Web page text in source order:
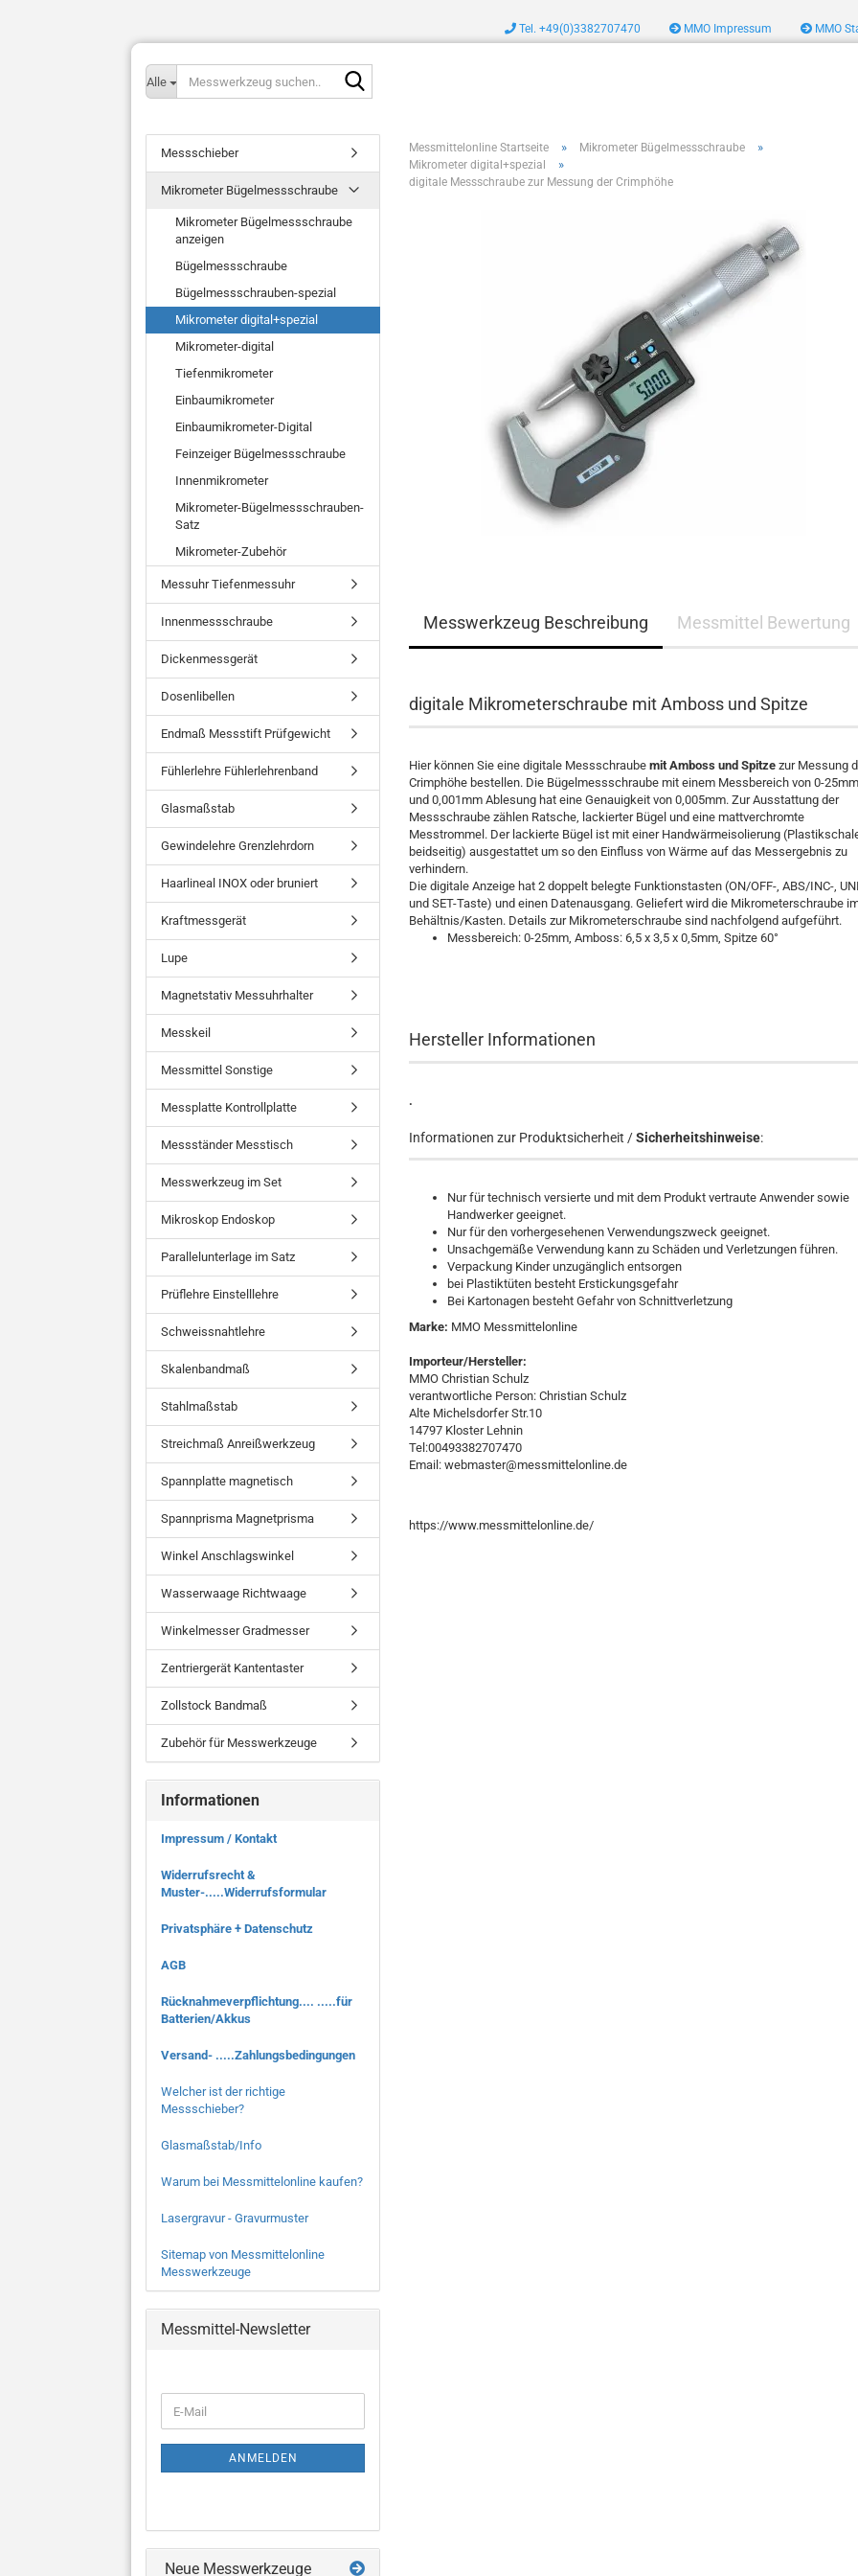
Tel. +49(0)3382707470 MMO Impressum MMO
Alle
Messmittelonline Startseite » Mikrometer Bügelmessschraube »
Mikrometer digital+spezial »
digitale Messschraube zur Messung der Crimphöhe
Messwerkzeug Beschreibung Messmittel Bewertung
digitale Mikrometerschraube mit Amboss und Spitze
Hier können Sie eine digitale Messschraube mit Amboss und Spitze zur Messung
Crimphöhe bestellen. Die Bügelmessschraube mit einem Messbereich von 0-25mm
und 0,001mm Ablesung hat eine Genauigkeit von 0,005mm. Zur Ausstattung der
Messschraube zählen Ratsche, lackierter Bügel und eine mattverchromte
Messtrommel. Der lackierte Bügel ist mit einer Handwärmeisolierung
beidseitig) ausgestattet um so den Einfluss von Wärme auf das Messergebnis zu
verhindern.
Die digitale Anzeige hat 2 doppelt belegte Funktionstasten (ON/OFF-, ABS/INC-,
und SET-Taste) und einen Datenausgang. Geliefert wird die Mikrometerschraube
Behältnis/Kasten. Details zur Mikrometerschraube sind nachfolgend aufgeführt.
Messbereich: 0-25mm, Amboss: 6,5 x 3,5 x 0,5mm, Spitze 60°
Hersteller Informationen
.
Informationen zur Produktsicherheit /Sicherheitshinweise:
Nur für technisch versierte und mit dem Produkt vertraute Anwender sowie
Handwerker geeignet.
Nur für den vorhergesehenen Verwendungszweck geeignet.
Unsachgemäße Verwendung kann zu Schäden und Verletzungen führen.
Verpackung Kinder unzugänglich entsorgen
bei Plastiktüten besteht Erstickungsgefahr
Bei Kartonagen besteht Gefahr von Schnittverletzung
Marke: MMO Messmittelonline
Importeur/Hersteller:
MMO Christian Schulz
verantwortliche Person: Christian Schulz
Alte Michelsdorfer Str.10
14797 Kloster Lehnin
Tel:00493382707470
Email: webmaster@messmittelonline.de
https://www.messmittelonline.de/
Messschieber
Mikrometer Bügelmessschraube
Mikrometer Bügelmessschraube
anzeigen
Bügelmessschraube
Bügelmessschrauben-spezial
Mikrometer digital+spezial
Mikrometer-digital
Tiefenmikrometer
Einbaumikrometer
Einbaumikrometer-Digital
Feinzeiger Bügelmessschraube
Innenmikrometer
Mikrometer-Bügelmessschrauben-
Satz
Mikrometer-Zubehör
Messuhr Tiefenmessuhr
Innenmessschraube
Dickenmessgerät
Dosenlibellen
Endmaß Messstift Prüfgewicht
Fühlerlehre Fühlerlehrenband
Glasmaßstab
Gewindelehre Grenzlehrdorn
Haarlineal INOX oder bruniert
Kraftmessgerät
Lupe
Magnetstativ Messuhrhalter
Messkeil
Messmittel Sonstige
Messplatte Kontrollplatte
Messständer Messtisch
Messwerkzeug im Set
Mikroskop Endoskop
Parallelunterlage im Satz
Prüflehre Einstelllehre
Schweissnahtlehre
Skalenbandmaß
Stahlmaßstab
Streichmaß Anreißwerkzeug
Spannplatte magnetisch
Spannprisma Magnetprisma
Winkel Anschlagswinkel
Wasserwaage Richtwaage
Winkelmesser Gradmesser
Zentriergerät Kantentaster
Zollstock Bandmaß
Zubehör für Messwerkzeuge
Informationen
Impressum / Kontakt
Widerrufsrecht &
Muster-.....Widerrufsformular
Privatsphäre + Datenschutz
AGB
Rücknahmeverpflichtung.... .....für
Batterien/Akkus
Versand- .....Zahlungsbedingungen
Welcher ist der richtige
Messschieber?
Glasmaßstab/Info
Warum bei Messmittelonline kaufen?
Lasergravur - Gravurmuster
Sitemap von Messmittelonline
Messwerkzeuge
Messmittel-Newsletter
ZUR
ANMELDUNG
E-
Mail
ANMELDEN
Neue Messwerkzeuge